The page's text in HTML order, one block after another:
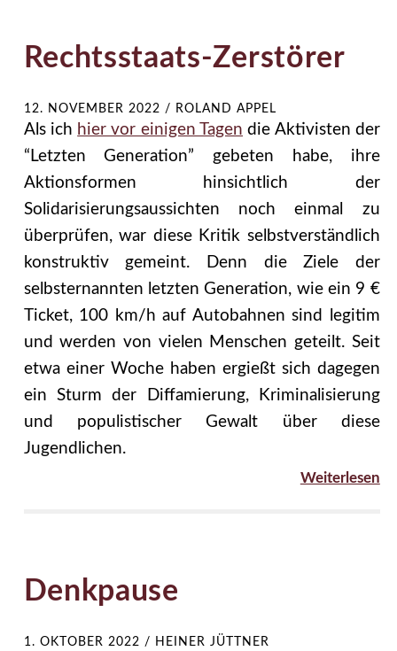
Rechtsstaats-Zerstörer
12. NOVEMBER 2022 / ROLAND APPEL
Als ich hier vor einigen Tagen die Aktivisten der
“Letzten Generation” gebeten habe, ihre
Aktionsformen hinsichtlich der
Solidarisierungsaussichten noch einmal zu
überprüfen, war diese Kritik selbstverständlich
konstruktiv gemeint. Denn die Ziele der
selbsternannten letzten Generation, wie ein 9 €
Ticket, 100 km/h auf Autobahnen sind legitim
und werden von vielen Menschen geteilt. Seit
etwa einer Woche haben ergießt sich dagegen
ein Sturm der Diffamierung, Kriminalisierung
und populistischer Gewalt über diese
Jugendlichen.
Weiterlesen
Denkpause
1. OKTOBER 2022 / HEINER JÜTTNER